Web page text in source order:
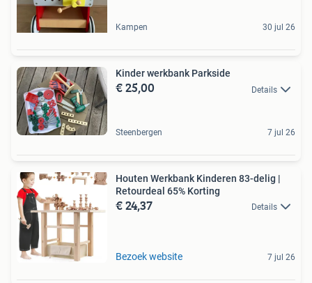
Kampen 30 jul 26
Kinder werkbank Parkside
€ 25,00 Details
Steenbergen 7 jul 26
Houten Werkbank Kinderen 83-delig |
Retourdeal 65% Korting
€ 24,37 Details
Bezoek website 7 jul 26